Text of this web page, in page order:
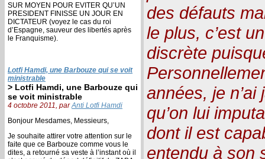
SUR MOYEN POUR EVITER QU’UN
PRESIDENT FINISSE UN JOUR EN
DICTATEUR (voyez le cas du roi
d’Espagne, sauveur des libertés après
le Franquisme).
Lotfi Hamdi, une Barbouze qui se voit
ministrable
> Lotfi Hamdi, une Barbouze qui
se voit ministrable
4 octobre 2011, parAnti Lotfi Hamdi
Bonjour Mesdames, Messieurs,
Je souhaite attirer votre attention sur le
faite que ce Barbouze comme vous le
dites, a retourné sa veste à l’instant où il
des défauts
le plus, c’est
discrète
années, je
qu’on lui
dont il est
entendu à son